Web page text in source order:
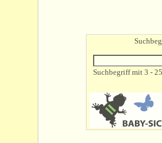
Suchbegriff mit 3 -